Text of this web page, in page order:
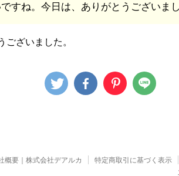
すね。今日は、ありがとうございまし
ざいました。
概要｜株式会社デアルカ 特定商取引に基づく表示